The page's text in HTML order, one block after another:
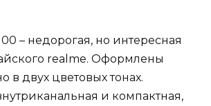
– недорогая, но интересная
realme. Оформлены
в двух цветовых тонах.
и компактная,